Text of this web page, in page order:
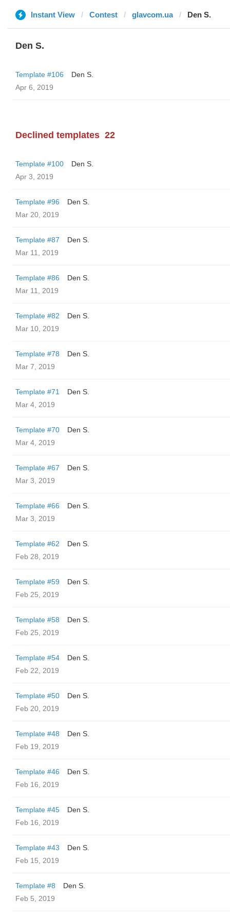
Instant View Contest glavcom.ua Den S.
Den S.
Template #106
Den S.
Apr 6, 2019
Declined templates 22
Template #100
Den S.
Apr 3, 2019
Template #96
Den S.
Mar 20, 2019
Template #87
Den S.
Mar 11, 2019
Template #86
Den S.
Mar 11, 2019
Template #82
Den S.
Mar 10, 2019
Template #78
Den S.
Mar 7, 2019
Template #71
Den S.
Mar 4, 2019
Template #70
Den S.
Mar 4, 2019
Template #67
Den S.
Mar 3, 2019
Template #66
Den S.
Mar 3, 2019
Template #62
Den S.
Feb 28, 2019
Template #59
Den S.
Feb 25, 2019
Template #58
Den S.
Feb 25, 2019
Template #54
Den S.
Feb 22, 2019
Template #50
Den S.
Feb 20, 2019
Template #48
Den S.
Feb 19, 2019
Template #46
Den S.
Feb 16, 2019
Template #45
Den S.
Feb 16, 2019
Template #43
Den S.
Feb 15, 2019
Template #8
Den S.
Feb 5, 2019